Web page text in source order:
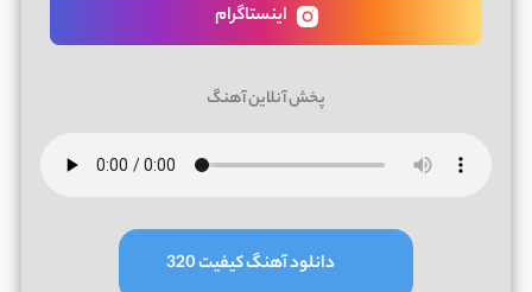
اینستاگرام
پخش آنلاین آهنگ
دانلود آهنگ کیفیت 320